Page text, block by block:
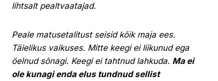
lihtsalt pealtvaatajad.
Peale matusetalitust seisid kõik maja ees.
Täielikus vaikuses. Mitte keegi ei liikunud ega
öelnud sõnagi. Keegi ei tahtnud lahkuda. Ma ei
ole kunagi enda elus tundnud sellist